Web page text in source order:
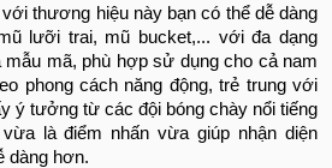
thương hiệu này bạn có thể dễ dàng
lưỡi trai, mũ bucket,... với đa dạng
mẫu mã, phù hợp sử dụng cho cả nam
phong cách năng động, trẻ trung với
ý tưởng từ các đội bóng chày nổi tiếng
là điểm nhấn vừa giúp nhận diện
dàng hơn.